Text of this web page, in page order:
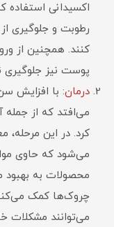
اکسیدانی استفاده
رطوبت و جلوگیری
پوست نیز جلوگیری
درمان: با افزایش
می‌افتد که از
کرد. در این مرحله،
می‌شود که حاوی
محصولات به
چروک‌ها کمک
می‌توانند مشکلات